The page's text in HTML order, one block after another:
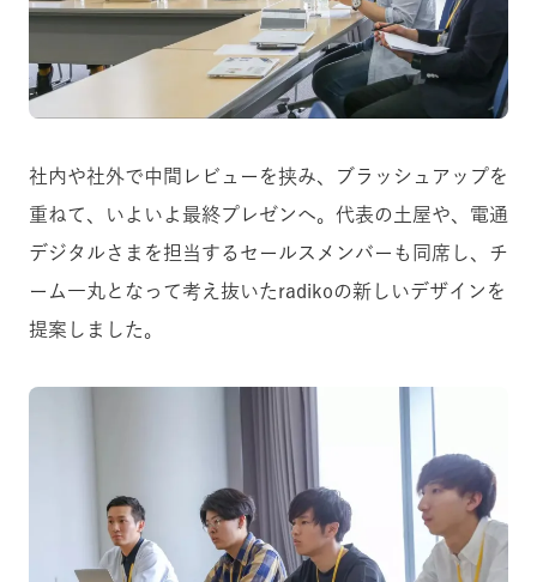
社内や社外で中間レビューを挟み、ブラッシュアップを
重ねて、いよいよ最終プレゼンへ。代表の土屋や、電通
デジタルさまを担当するセールスメンバーも同席し、チ
ーム一丸となって考え抜いたradikoの新しいデザインを
提案しました。